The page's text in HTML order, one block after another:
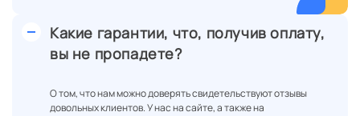
Какие гарантии, что, получив оплату,
вы не пропадете?
О том, что нам можно доверять свидетельствуют отзывы
довольных клиентов. У нас на сайте, а также на